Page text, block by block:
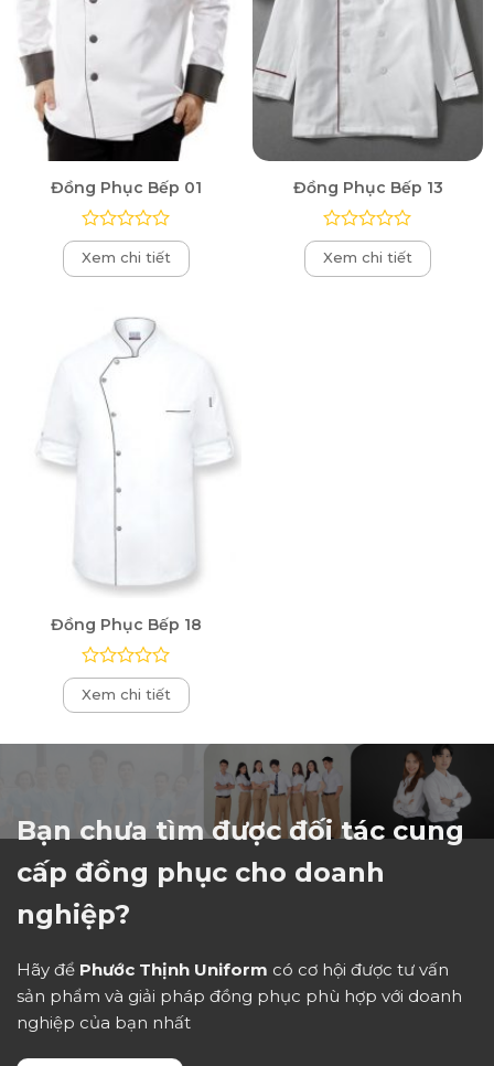
Đồng Phục Bếp 01
Được
xếp
hạng
Xem chi tiết
Đồng Phục Bếp 13
Được
xếp
hạng
Xem chi tiết
Đồng Phục Bếp 18
Được
xếp
hạng
Xem chi tiết
Bạn chưa tìm được đối tác cung
cấp đồng phục cho doanh
nghiệp?
Hãy để Phước Thịnh Uniform có cơ hội được tư vấn
sản phẩm và giải pháp đồng phục phù hợp với doanh
nghiệp của bạn nhất